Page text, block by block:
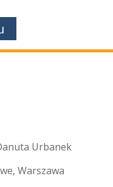
Urbanek
Warszawa